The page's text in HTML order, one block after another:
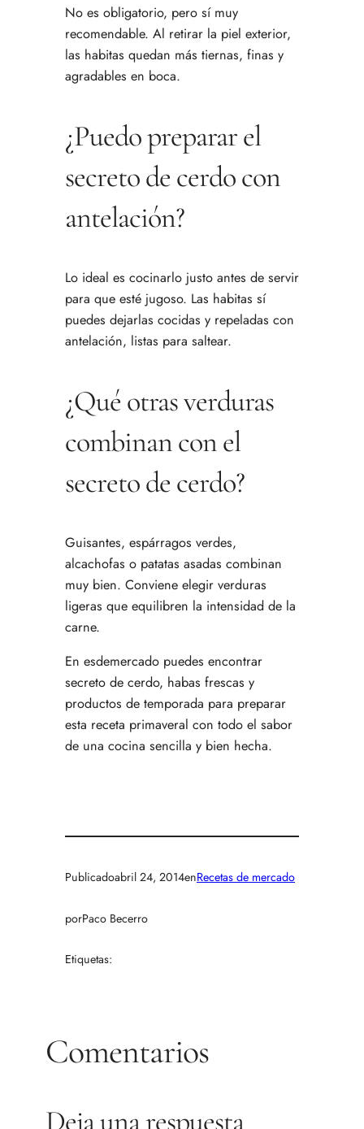
No es obligatorio, pero sí muy
recomendable. Al retirar la piel exterior,
las habitas quedan más tiernas, finas y
agradables en boca.
¿Puedo preparar el
secreto de cerdo con
antelación?
Lo ideal es cocinarlo justo antes de servir
para que esté jugoso. Las habitas sí
puedes dejarlas cocidas y repeladas con
antelación, listas para saltear.
¿Qué otras verduras
combinan con el
secreto de cerdo?
Guisantes, espárragos verdes,
alcachofas o patatas asadas combinan
muy bien. Conviene elegir verduras
ligeras que equilibren la intensidad de la
carne.
En esdemercado puedes encontrar
secreto de cerdo, habas frescas y
productos de temporada para preparar
esta receta primaveral con todo el sabor
de una cocina sencilla y bien hecha.
Publicadoabril 24, 2014enRecetas de mercado
porPaco Becerro
Etiquetas:
Comentarios
Deja una respuesta